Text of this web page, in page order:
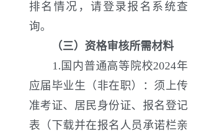
排名情况，请登录报名系统查
询。
（三）资格审核所需材料
1.国内普通高等院校2024年
应届毕业生（非在职）：须上传
准考证、居民身份证、报名登记
表（下载并在报名人员承诺栏亲